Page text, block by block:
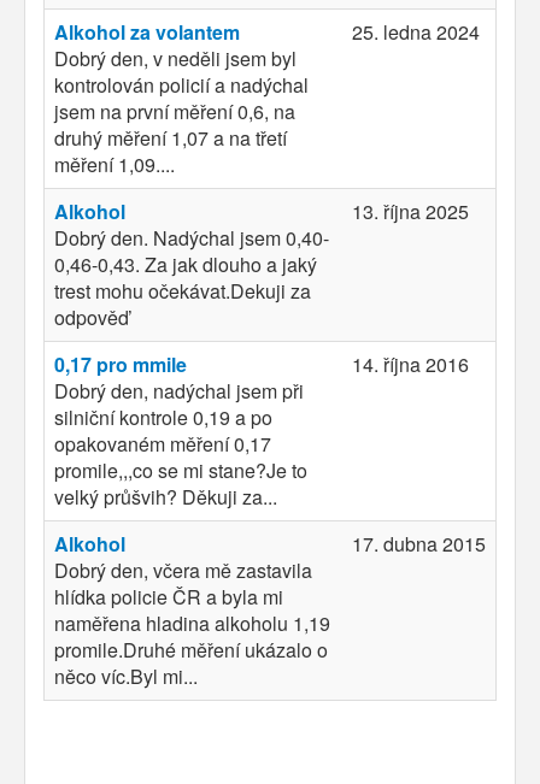
Alkohol za volantem
Dobrý den, v neděli jsem byl
kontrolován policií a nadýchal
jsem na první měření 0,6, na
druhý měření 1,07 a na třetí
měření 1,09....
25. ledna 2024
Alkohol
Dobrý den. Nadýchal jsem 0,40-
0,46-0,43. Za jak dlouho a jaký
trest mohu očekávat.Dekuji za
odpověď
13. října 2025
0,17 pro mmile
Dobrý den, nadýchal jsem při
silniční kontrole 0,19 a po
opakovaném měření 0,17
promile,,,co se mi stane?Je to
velký průšvih? Děkuji za...
14. října 2016
Alkohol
Dobrý den, včera mě zastavila
hlídka policie ČR a byla mi
naměřena hladina alkoholu 1,19
promile.Druhé měření ukázalo o
něco víc.Byl mi...
17. dubna 2015